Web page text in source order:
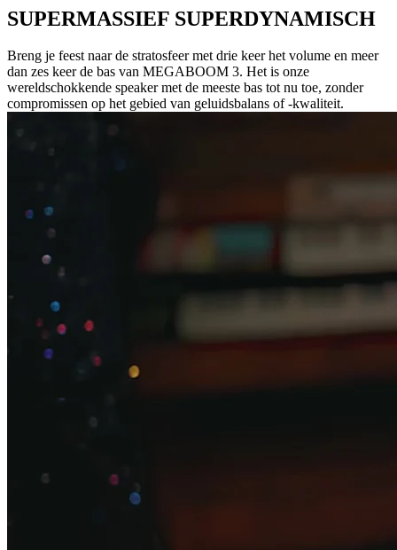
SUPERMASSIEF SUPERDYNAMISCH
Breng je feest naar de stratosfeer met drie keer het volume en meer
dan zes keer de bas van MEGABOOM 3. Het is onze
wereldschokkende speaker met de meeste bas tot nu toe, zonder
compromissen op het gebied van geluidsbalans of -kwaliteit.